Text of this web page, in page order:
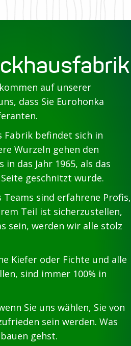
auf unserer
dass Sie Eurohonka
Fabrik befindet sich in
Wurzeln gehen den
in das Jahr 1965, als das
geschnitzt wurde.
Teams sind erfahrene Profis,
Teil ist sicherzustellen,
sein, werden wir alle stolz
Kiefer oder Fichte und alle
sind immer 100% in
Sie uns wählen, Sie von
sein werden. Was
gehst.